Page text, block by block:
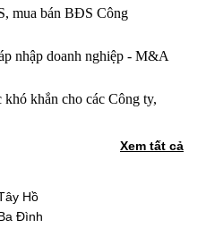
mua bán BĐS Công
nhập doanh nghiệp - M&A
khắn cho các Công ty,
Xem tất cả
Hồ
Đình